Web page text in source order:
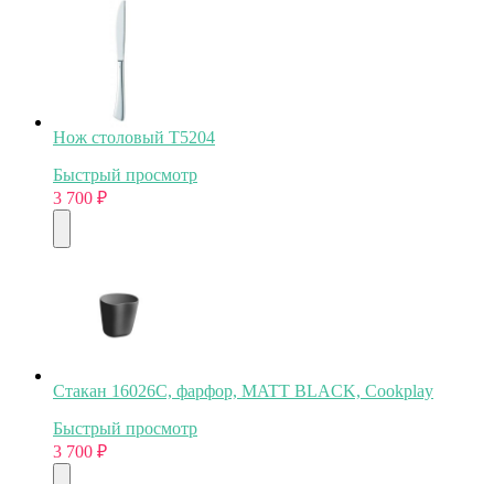
Нож столовый T5204
Быстрый просмотр
3 700 ₽
Стакан 16026C, фарфор, MATT BLACK, Cookplay
Быстрый просмотр
3 700 ₽